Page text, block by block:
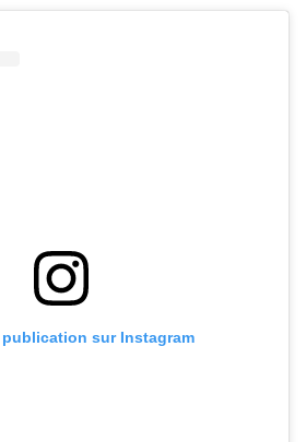
publication sur Instagram